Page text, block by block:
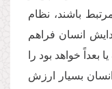
باشند، نظام
انسان فراهم
بعداً خواهد بود را
بسیار ارزش